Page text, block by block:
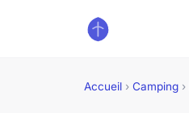
Accueil › Camping ›